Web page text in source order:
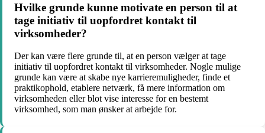
Hvilke grunde kunne motivate en person til at
tage initiativ til uopfordret kontakt til
virksomheder?
Der kan være flere grunde til, at en person vælger at tage
initiativ til uopfordret kontakt til virksomheder. Nogle mulige
grunde kan være at skabe nye karrieremuligheder, finde et
praktikophold, etablere netværk, få mere information om
virksomheden eller blot vise interesse for en bestemt
virksomhed, som man ønsker at arbejde for.